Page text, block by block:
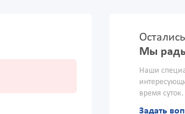
Мы
Наши
время суток.
Задать